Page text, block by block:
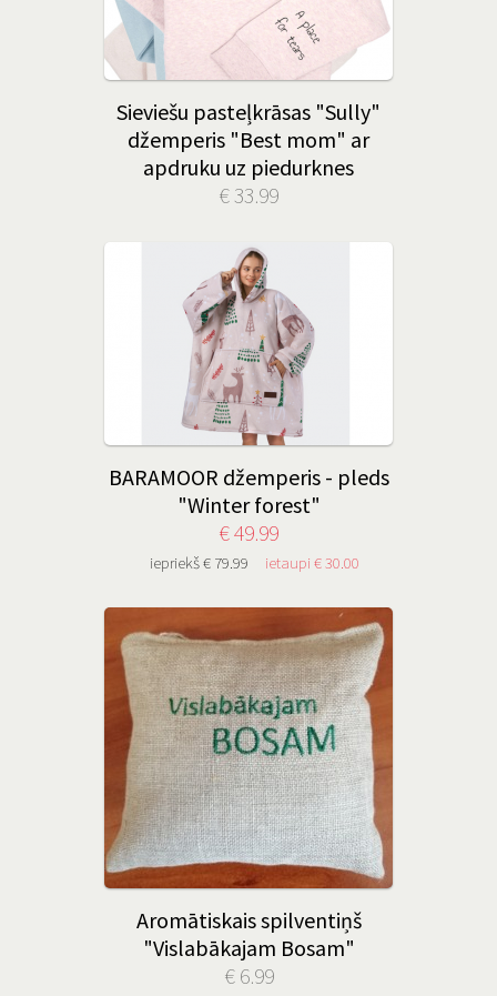
Sieviešu pasteļkrāsas "Sully"
džemperis "Best mom" ar
apdruku uz piedurknes
€ 33.99
BARAMOOR džemperis - pleds
"Winter forest"
€ 49.99
iepriekš € 79.99 ietaupi € 30.00
Aromātiskais spilventiņš
"Vislabākajam Bosam"
€ 6.99